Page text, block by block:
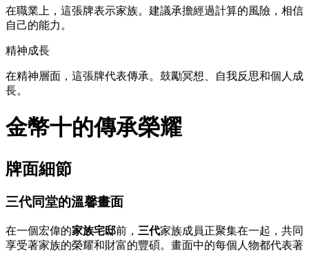
在職業上，這張牌表示家族。建議承擔經過計算的風險，相信
自己的能力。
精神成長
在精神層面，這張牌代表傳承。鼓勵冥想、自我反思和個人成
長。
金幣十的傳承榮耀
牌面細節
三代同堂的溫馨畫面
在一個宏偉的家族宅邸前， 三代家族成員正聚集在一起，共同
享受著家族的榮耀和財富的豐碩。畫面中的每個人物都代表著